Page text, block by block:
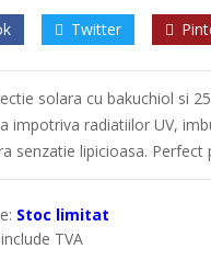
Twitter
solara cu bakuchiol si
impotriva radiatiilor UV,
senzatie lipicioasa. Perfect
Stoc limitat
TVA